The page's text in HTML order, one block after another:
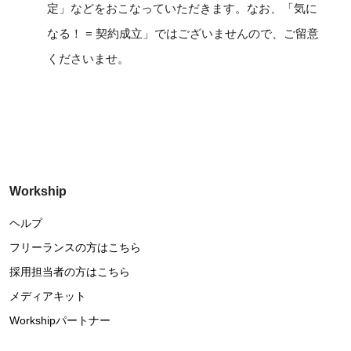
定」などをおこなっていただきます。なお、「気に
なる！ = 契約成立」ではございませんので、ご留意
くださいませ。
Workship
ヘルプ
フリーランスの方はこちら
採用担当者の方はこちら
メディアキット
Workshipパートナー